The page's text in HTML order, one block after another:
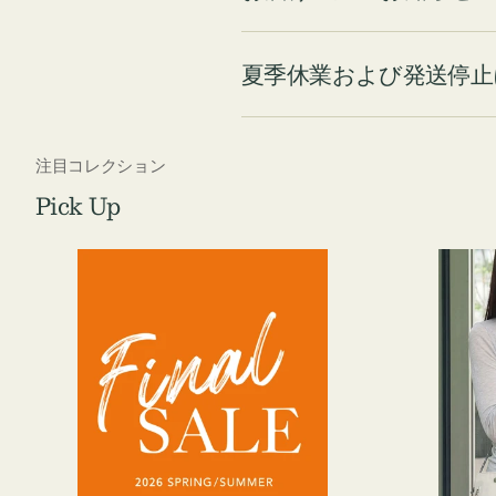
夏季休業および発送停
注目コレクション
Pick Up